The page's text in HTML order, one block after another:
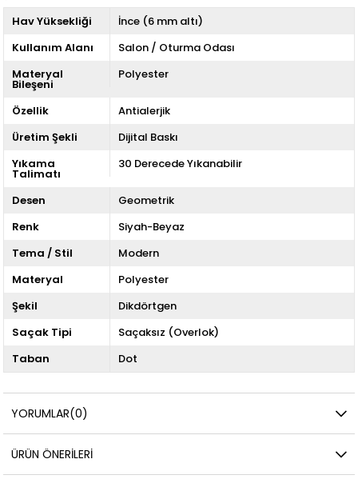
Hav Yüksekliği
İnce (6 mm altı)
Kullanım Alanı
Salon / Oturma Odası
Materyal
Bileşeni
Polyester
Özellik
Antialerjik
Üretim Şekli
Dijital Baskı
Yıkama
Talimatı
30 Derecede Yıkanabilir
Desen
Geometrik
Renk
Siyah-Beyaz
Tema / Stil
Modern
Materyal
Polyester
Şekil
Dikdörtgen
Saçak Tipi
Saçaksız (Overlok)
Taban
Dot
YORUMLAR(0)
ÜRÜN ÖNERILERI